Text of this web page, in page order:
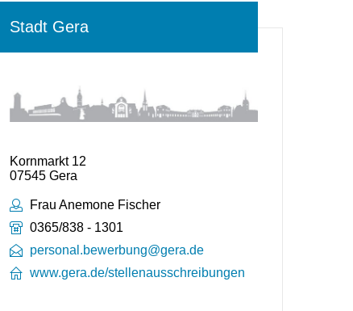
Stadt Gera
Kornmarkt 12
07545 Gera
Ansprechpartner:
Frau Anemone Fischer
Telefonnummer:
0365/838 - 1301
personal.bewerbung@gera.de
www.gera.de/stellenausschreibungen